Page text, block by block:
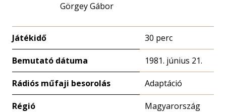
Görgey Gábor
Játékidő 30 perc
Bemutató dátuma 1981. június 21.
Rádiós műfaji besorolás Adaptáció
Régió
Magyarország